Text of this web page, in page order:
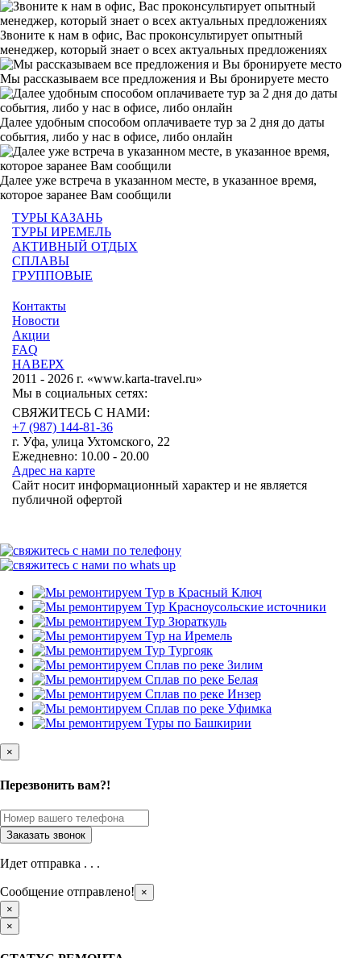
Звоните к нам в офис, Вас проконсультирует опытный
менеджер, который знает о всех актуальных предложениях
Мы рассказываем все предложения и Вы бронируете место
Далее удобным способом оплачиваете тур за 2 дня до даты
события, либо у нас в офисе, либо онлайн
Далее уже встреча в указанном месте, в указанное время,
которое заранее Вам сообщили
Контакты
Новости
Акции
FAQ
НАВЕРХ
2011 - 2026 г. «www.karta-travel.ru»
ТУРЫ КАЗАНЬ
ТУРЫ ИРЕМЕЛЬ
АКТИВНЫЙ ОТДЫХ
СПЛАВЫ
ГРУППОВЫЕ
Мы в социальных сетях:
СВЯЖИТЕСЬ С НАМИ:
+7 (987) 144-81-36
г. Уфа, улица Ухтомского, 22
Ежедневно: 10.00 - 20.00
Адрес на карте
Сайт носит информационный характер и не является
публичной офертой
×
Перезвонить вам?!
Идет отправка . . .
Сообщение отправлено!
×
×
×